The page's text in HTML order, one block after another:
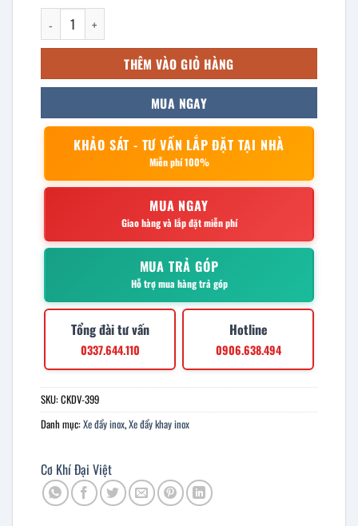
xe đẩy khay inox 15 tầng 460x600x1380mm số lượng
THÊM VÀO GIỎ HÀNG
MUA NGAY
KHẢO SÁT - TƯ VẤN LẮP ĐẶT TẠI NHÀ
Miễn phí 100%
MUA NGAY
Giao hàng và lắp đặt miễn phí
MUA TRẢ GÓP
Hỗ trợ mua hàng trả góp
Tổng đài tư vấn
0337.644.110
Hotline
0906.638.494
SKU:CKDV-399
Danh mục:Xe đẩy inox,Xe đẩy khay inox
Cơ Khí Đại Việt